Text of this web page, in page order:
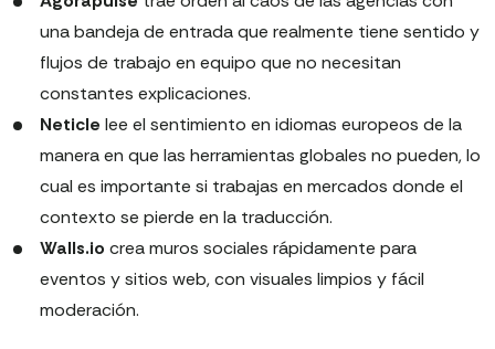
una bandeja de entrada que realmente tiene sentido y
flujos de trabajo en equipo que no necesitan
constantes explicaciones.
Neticle lee el sentimiento en idiomas europeos de la
manera en que las herramientas globales no pueden, lo
cual es importante si trabajas en mercados donde el
contexto se pierde en la traducción.
Walls.io crea muros sociales rápidamente para
eventos y sitios web, con visuales limpios y fácil
moderación.